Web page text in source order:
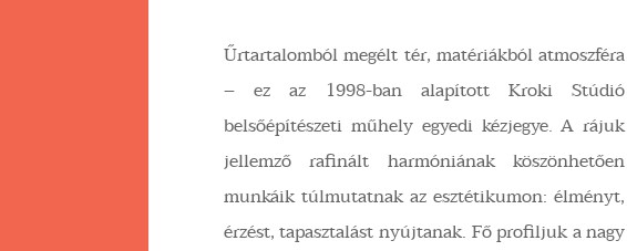
Űrtartalomból megélt tér, matériákból atmoszféra
– ez az 1998-ban alapított Kroki Stúdió
belsőépítészeti műhely egyedi kézjegye. A rájuk
jellemző rafinált harmóniának köszönhetően
munkáik túlmutatnak az esztétikumon: élményt,
érzést, tapasztalást nyújtanak. Fő profiljuk a nagy